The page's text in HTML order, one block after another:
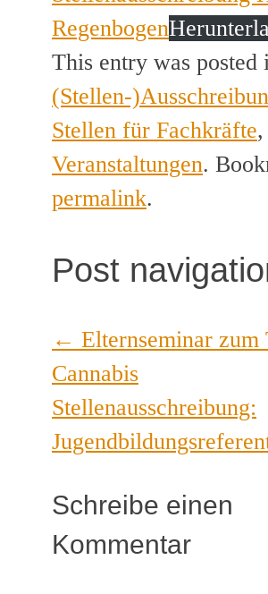
Regenbogen
This entry was posted
(Stellen-
Stellen für Fachkräfte,
Veranstaltungen.
permalink.
Post
← Elternseminar zum
Cannabis
Stellenausschreibung:
Schreibe einen
Kommentar